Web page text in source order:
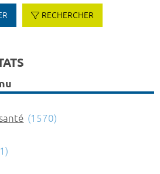
RECHERCHER
(1570)